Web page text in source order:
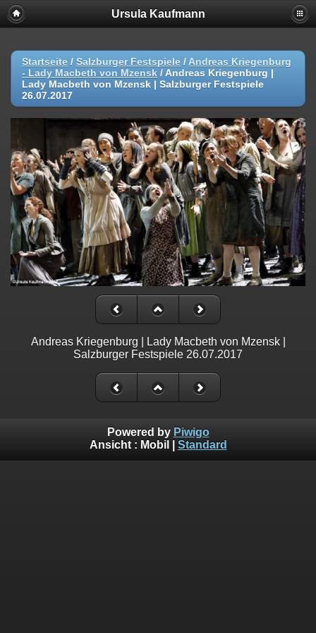
Ursula Kaufmann
Startseite / Salzburger Festspiele / Andreas Kriegenburg
- Lady Macbeth von Mzensk / Andreas Kriegenburg |
Lady Macbeth von Mzensk | Salzburger Festspiele
26.07.2017
Andreas Kriegenburg | Lady Macbeth von Mzensk |
Salzburger Festspiele 26.07.2017
Powered by Piwigo
Ansicht : Mobil Standard